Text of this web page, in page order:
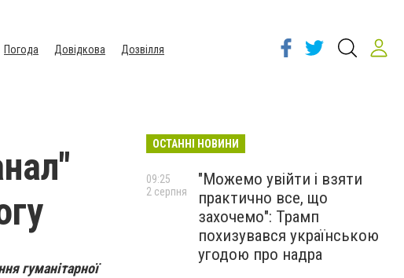
Погода Довідкова
Дозвілля
гуманітарної
ОСТАННІ НОВИНИ
"Можемо увійти і взяти
практично все, що
захочемо": Трамп
похизувався українською
угодою про надра
09:25
2 серпня